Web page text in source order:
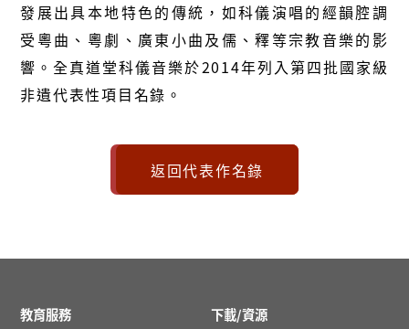
發展出具本地特色的傳統，如科儀演唱的經韻腔調
受粵曲、粵劇、廣東小曲及儒、釋等宗教音樂的影
響。全真道堂科儀音樂於2014年列入第四批國家級
非遺代表性項目名錄。
返回代表作名錄
教育服務 下載/資源